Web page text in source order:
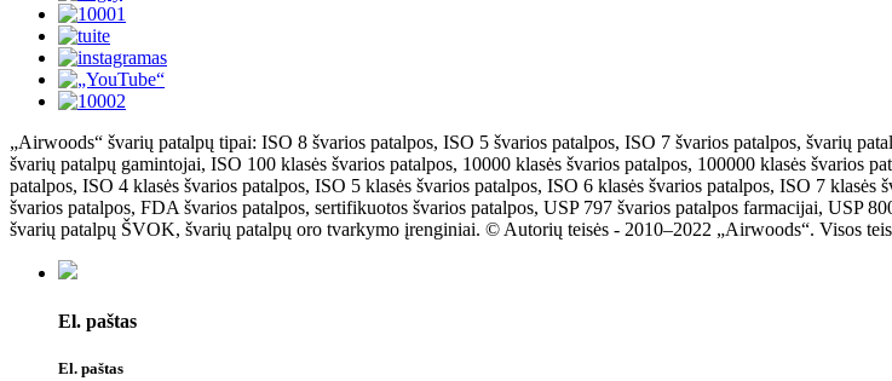
„Airwoods“ švarių patalpų tipai: ISO 8 švarios patalpos, ISO 5 švarios patalpos, ISO 7 švarios patalpos, švarių
švarių patalpų gamintojai, ISO 100 klasės švarios patalpos, 10000 klasės švarios patalpos, 100000 klasės švarios
patalpos, ISO 4 klasės švarios patalpos, ISO 5 klasės švarios patalpos, ISO 6 klasės švarios patalpos, ISO 7
švarios patalpos, FDA švarios patalpos, sertifikuotos švarios patalpos, USP 797 švarios patalpos farmacijai, USP
švarių patalpų ŠVOK, švarių patalpų oro tvarkymo įrenginiai. © Autorių teisės - 2010–2022 „Airwoods“. Visos
El. paštas
El. paštas